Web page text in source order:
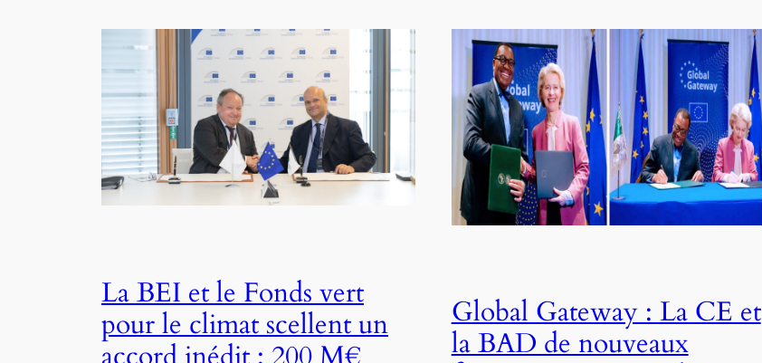
La BEI et le Fonds vert
pour le climat scellent un
Global Gateway : La CE et
la BAD de nouveaux